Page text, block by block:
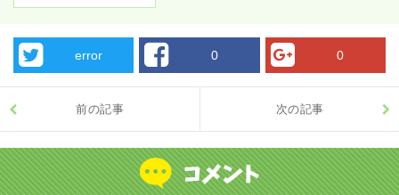
error 0 0
前の記事 次の記事